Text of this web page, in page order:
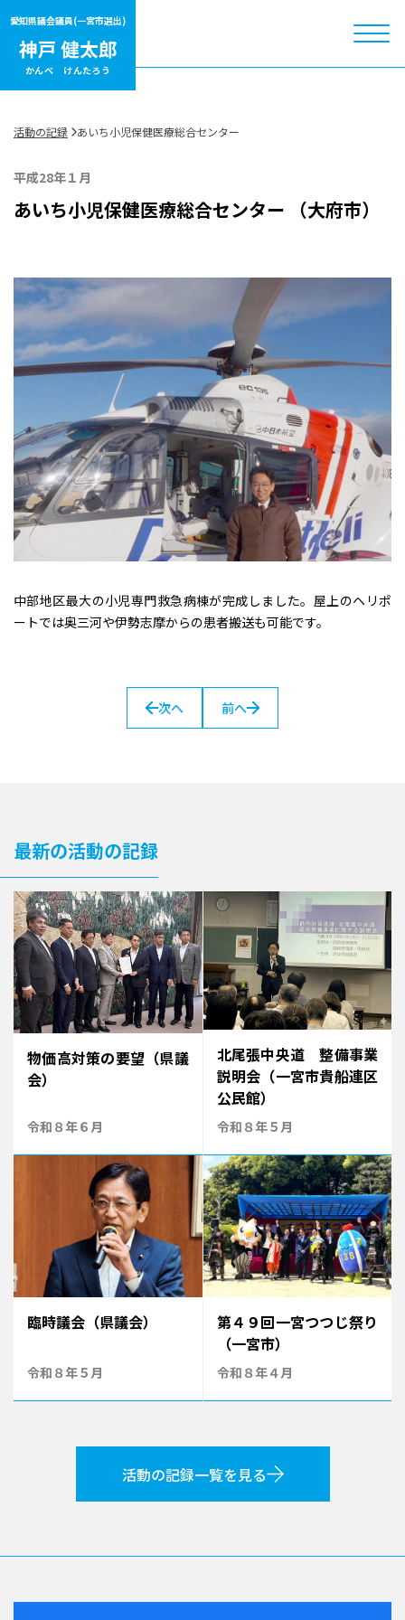
愛知県議会議員(一宮市選出)
かんべ けんたろう
活動の記録 あいち小児保健医療総合センター
平成28年１月
あいち小児保健医療総合センター （大府市）
中部地区最大の小児専門救急病棟が完成しました。屋上のヘリポ
ートでは奥三河や伊勢志摩からの患者搬送も可能です。
次へ 前へ
最新の活動の記録
物価高対策の要望（県議
会）
令和８年６月
北尾張中央道 整備事業
説明会（一宮市貴船連区
公民館）
令和８年５月
臨時議会（県議会）
令和８年５月
第４９回一宮つつじ祭り
（一宮市）
令和８年４月
活動の記録一覧を見る